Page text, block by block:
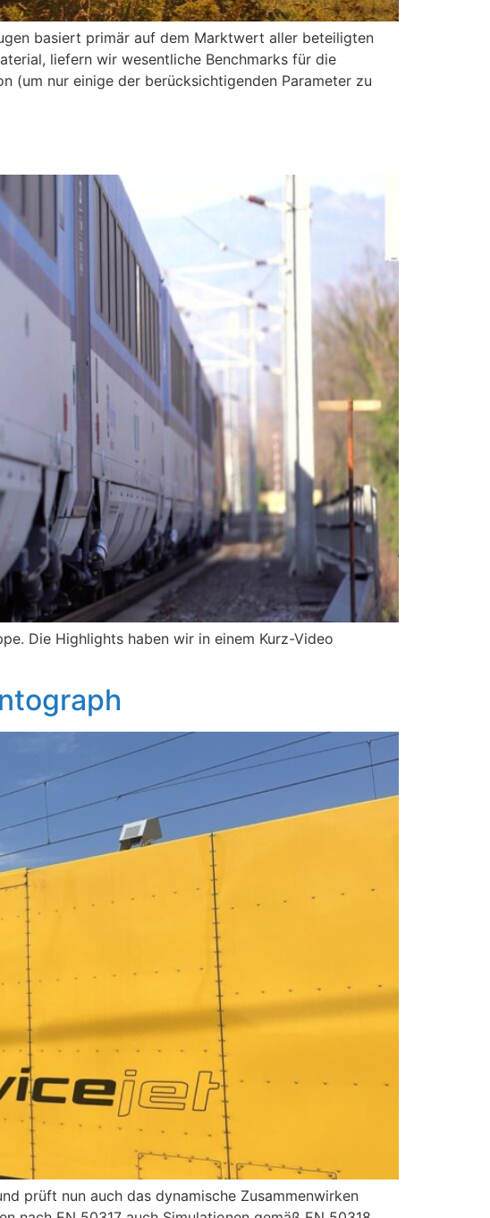
basiert primär auf dem Marktwert aller beteiligten
liefern wir wesentliche Benchmarks für die
(um nur einige der berücksichtigenden Parameter zu
Die Highlights haben wir in einem Kurz-Video
prüft nun auch das dynamische Zusammenwirken